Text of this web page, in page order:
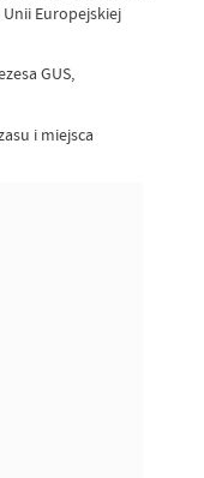
Europejskiej
GUS,
i miejsca